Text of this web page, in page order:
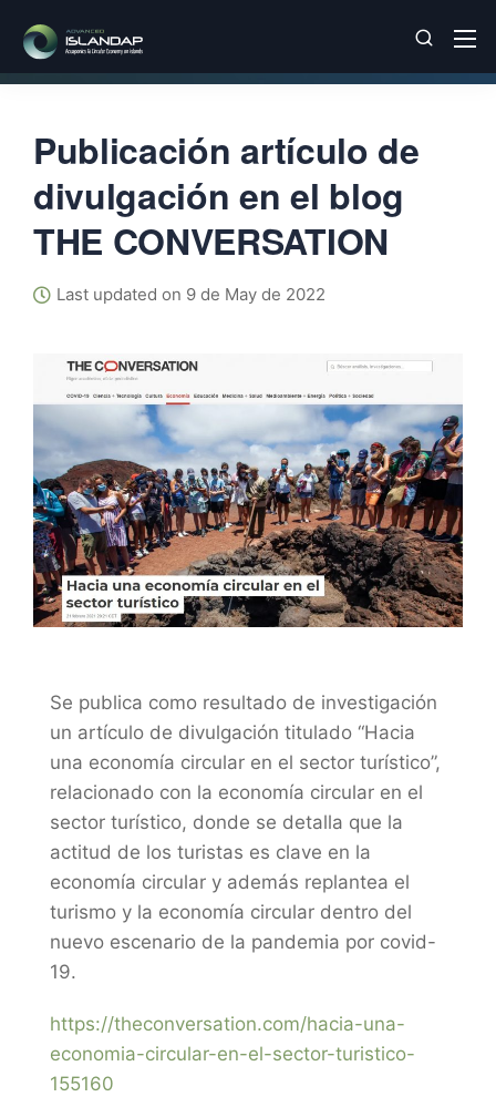
Publicación artículo de
divulgación en el blog
THE CONVERSATION
Last updated on 9 de May de 2022
Se publica como resultado de investigación
un artículo de divulgación titulado “Hacia
una economía circular en el sector turístico”,
relacionado con la economía circular en el
sector turístico, donde se detalla que la
actitud de los turistas es clave en la
economía circular y además replantea el
turismo y la economía circular dentro del
nuevo escenario de la pandemia por covid-
19.
https://theconversation.com/hacia-una-
economia-circular-en-el-sector-turistico-
155160